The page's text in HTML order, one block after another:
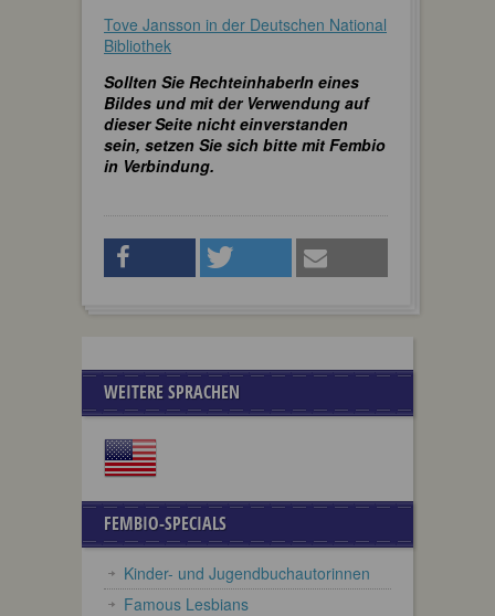
Tove Jansson in der Deutschen National
Bibliothek
Sollten Sie RechteinhaberIn eines
Bildes und mit der Verwendung auf
dieser Seite nicht einverstanden
sein, setzen Sie sich bitte mit Fembio
in Verbindung.
WEITERE SPRACHEN
FEMBIO-SPECIALS
Kinder- und Jugendbuchautorinnen
Famous Lesbians